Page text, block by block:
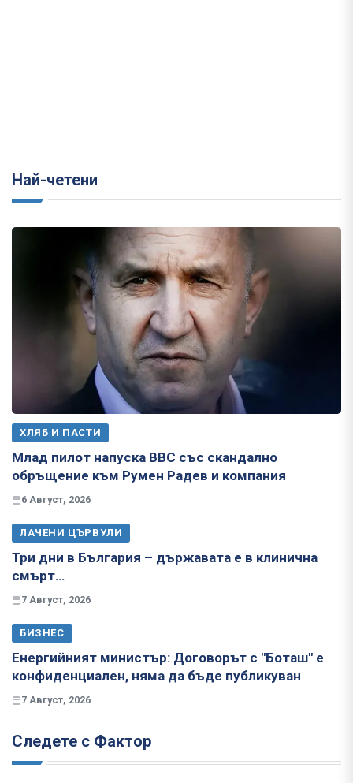
Най-четени
ХЛЯБ И ПАСТИ
Млад пилот напуска ВВС със скандално
обръщение към Румен Радев и компания
6 Август, 2026
ЛАЧЕНИ ЦЪРВУЛИ
Три дни в България – държавата е в клинична
смърт…
7 Август, 2026
БИЗНЕС
Енергийният министър: Договорът с "Боташ" е
конфиденциален, няма да бъде публикуван
7 Август, 2026
Следете с Фактор